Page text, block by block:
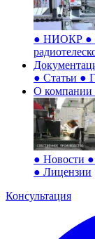
● НИОКР ●
● Статьи ●
О компании
● Новости ●
● Лицензии
Консультация